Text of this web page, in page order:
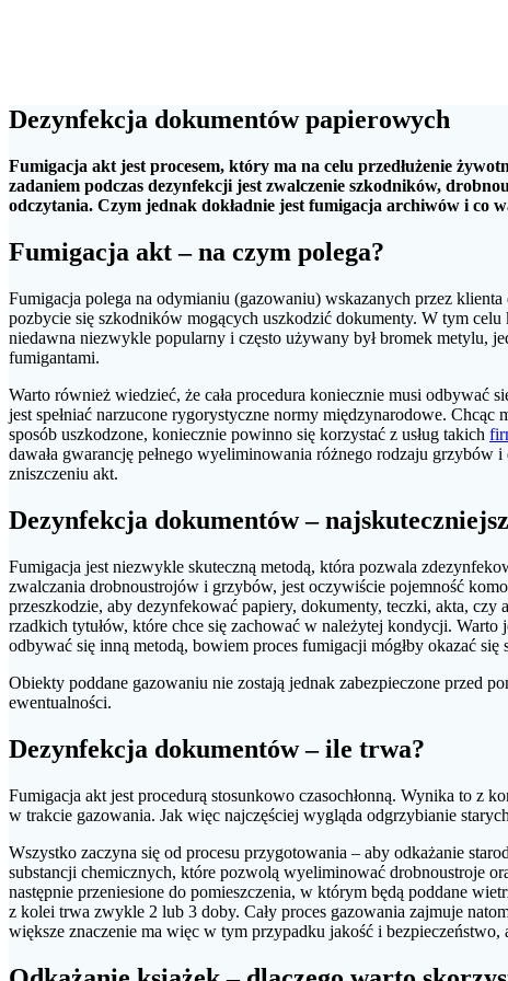
Dezynfekcja dokumentów papierowych
Fumigacja akt jest procesem, który ma na celu przedłużenie
zadaniem podczas dezynfekcji jest zwalczenie szkodników,
odczytania. Czym jednak dokładnie jest fumigacja archiwów i co
Fumigacja akt – na czym polega?
Fumigacja polega na odymianiu (gazowaniu) wskazanych przez
pozbycie się szkodników mogących uszkodzić dokumenty. W tym
niedawna niezwykle popularny i często używany był bromek metylu,
fumigantami.
Warto również wiedzieć, że cała procedura koniecznie musi odbywać
jest spełniać narzucone rygorystyczne normy międzynarodowe.
sposób uszkodzone, koniecznie powinno się korzystać z usług takich
dawała gwarancję pełnego wyeliminowania różnego rodzaju
zniszczeniu akt.
Dezynfekcja dokumentów –
Fumigacja jest niezwykle skuteczną metodą, która pozwala
zwalczania drobnoustrojów i grzybów, jest oczywiście pojemność
przeszkodzie, aby dezynfekować papiery, dokumenty, teczki, akta,
rzadkich tytułów, które chce się zachować w należytej kondycji.
odbywać się inną metodą, bowiem proces fumigacji mógłby okazać
Obiekty poddane gazowaniu nie zostają jednak zabezpieczone przed
ewentualności.
Dezynfekcja dokumentów – ile trwa?
Fumigacja akt jest procedurą stosunkowo czasochłonną. Wynika to z
w trakcie gazowania. Jak więc najczęściej wygląda odgrzybianie
Wszystko zaczyna się od procesu przygotowania – aby odkażanie
substancji chemicznych, które pozwolą wyeliminować drobnoustroje
następnie przeniesione do pomieszczenia, w którym będą poddane
z kolei trwa zwykle 2 lub 3 doby. Cały proces gazowania zajmuje
większe znaczenie ma więc w tym przypadku jakość i bezpieczeństwo,